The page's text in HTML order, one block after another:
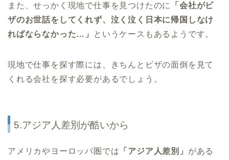
また、せっかく現地で仕事を見つけたのに
「会社がビ
ザのお世話をしてくれず、泣く泣く日本に帰国しなけ
ればならなかった…」
というケースもあるようです。
現地で仕事を探す際には、きちんとビザの面倒を見て
くれる会社を探す必要があるでしょう。
5.アジア人差別が酷いから
アメリカやヨーロッパ圏では 「アジア人差別」 がある